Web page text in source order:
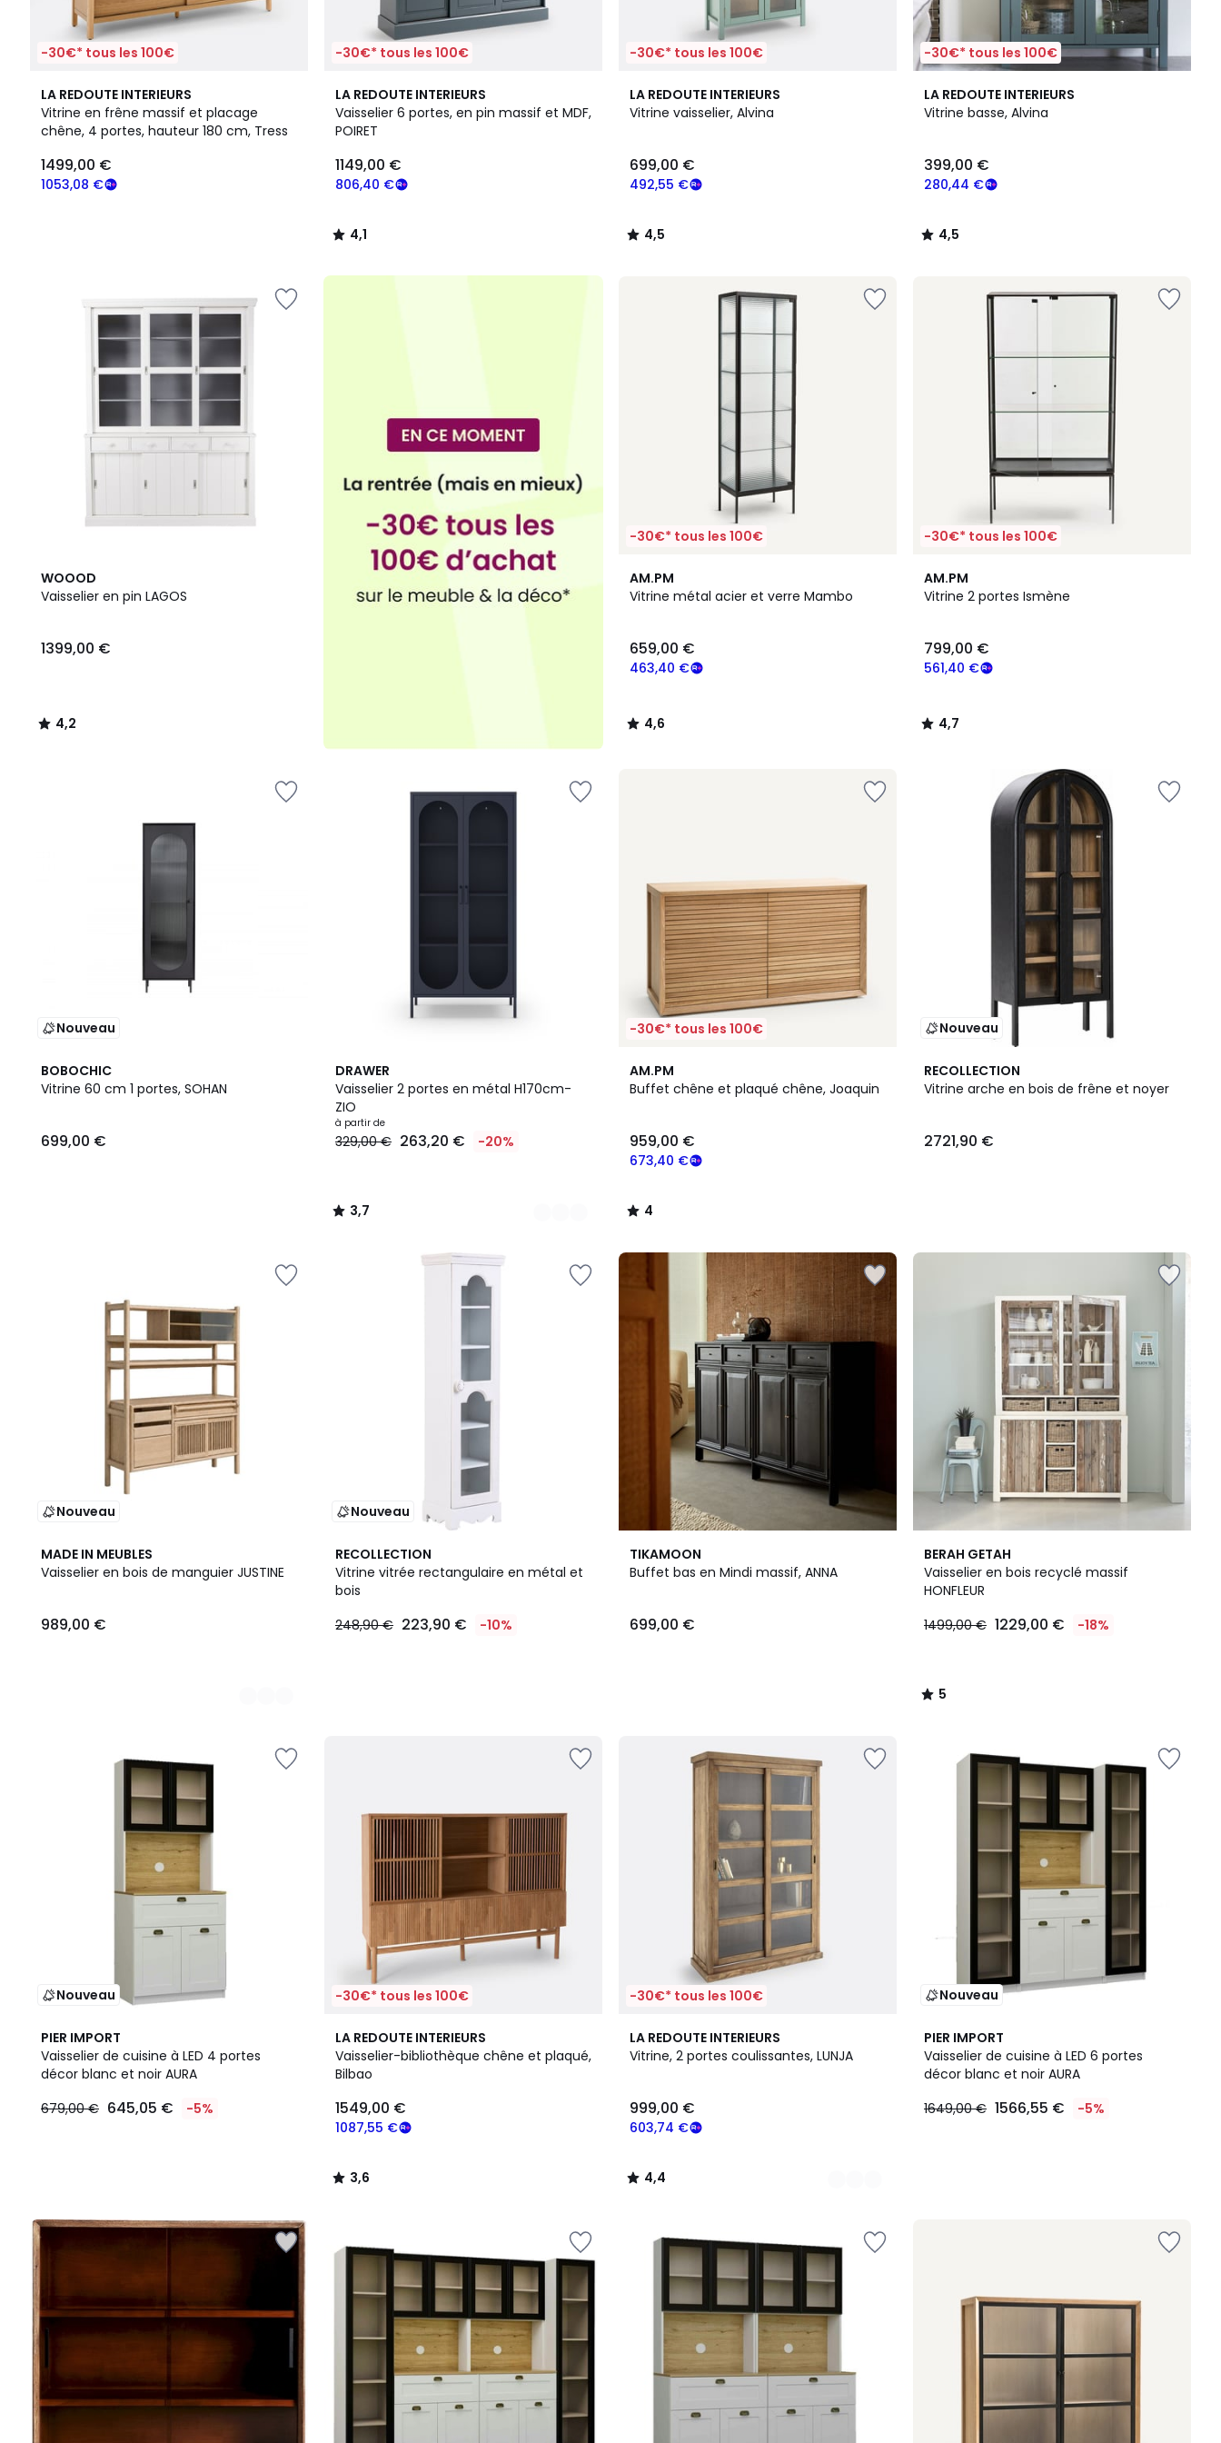
-30€* tous les 100€
LA REDOUTE INTERIEURS
Vitrine en frêne massif et placage
chêne, 4 portes, hauteur 180 cm, Tress
€
souscrivez
1053,08 €
1499,00 €
-30€* tous les 100€
LA REDOUTE INTERIEURS
Vaisselier 6 portes, en pin massif et MDF,
POIRET
806,40 €
1149,00 €
4,1
/ 5
4,1
/
-30€* tous les 100€
LA REDOUTE INTERIEURS
Vitrine vaisselier, Alvina
492,55 €
699,00 €
4,5
/ 5
4,5
/
-30€* tous les 100€
LA REDOUTE INTERIEURS
Vitrine basse, Alvina
280,44 €
399,00 €
4,5
/ 5
4,5
/
WOOOD
Vaisselier en pin LAGOS
1399,00 €
4,2
/ 5
4,2
/
-30€* tous les 100€
AM.PM
Vitrine métal acier et verre Mambo
463,40 €
659,00 €
4,6
/ 5
4,6
/
-30€* tous les 100€
AM.PM
Vitrine 2 portes Ismène
561,40 €
799,00 €
4,7
/ 5
4,7
/
Nouveau
BOBOCHIC
Vitrine 60 cm 1 portes, SOHAN
699,00 €
DRAWER
Vaisselier 2 portes en métal H170cm-
ZIO
à partir de
329,00 € 263,20 € -20%
3,7
/ 5
3
Couleurs
3,7
/
-30€* tous les 100€
AM.PM
Buffet chêne et plaqué chêne, Joaquin
673,40 €
959,00 €
4
/
4
/
Nouveau
RECOLLECTION
Vitrine arche en bois de frêne et noyer
2721,90 €
Nouveau
MADE IN MEUBLES
Vaisselier en bois de manguier JUSTINE
989,00 €
2
Couleurs
Nouveau
RECOLLECTION
Vitrine vitrée rectangulaire en métal et
bois
248,90 € 223,90 € -10%
TIKAMOON
Buffet bas en Mindi massif, ANNA
699,00 €
BERAH GETAH
Vaisselier en bois recyclé massif
HONFLEUR
1499,00 € 1229,00 € -18%
5
/
5
5
/
Nouveau
PIER IMPORT
Vaisselier de cuisine à LED 4 portes
décor blanc et noir AURA
679,00 € 645,05 € -5%
-30€* tous les 100€
LA REDOUTE INTERIEURS
Vaisselier-bibliothèque chêne et plaqué,
Bilbao
1087,55 €
1549,00 €
3,6
/ 5
3,6
/
-30€* tous les 100€
LA REDOUTE INTERIEURS
Vitrine, 2 portes coulissantes, LUNJA
603,74 €
999,00 €
4,4
/ 5
2
Couleurs
4,4
/
Nouveau
PIER IMPORT
Vaisselier de cuisine à LED 6 portes
décor blanc et noir AURA
1649,00 € 1566,55 € -5%